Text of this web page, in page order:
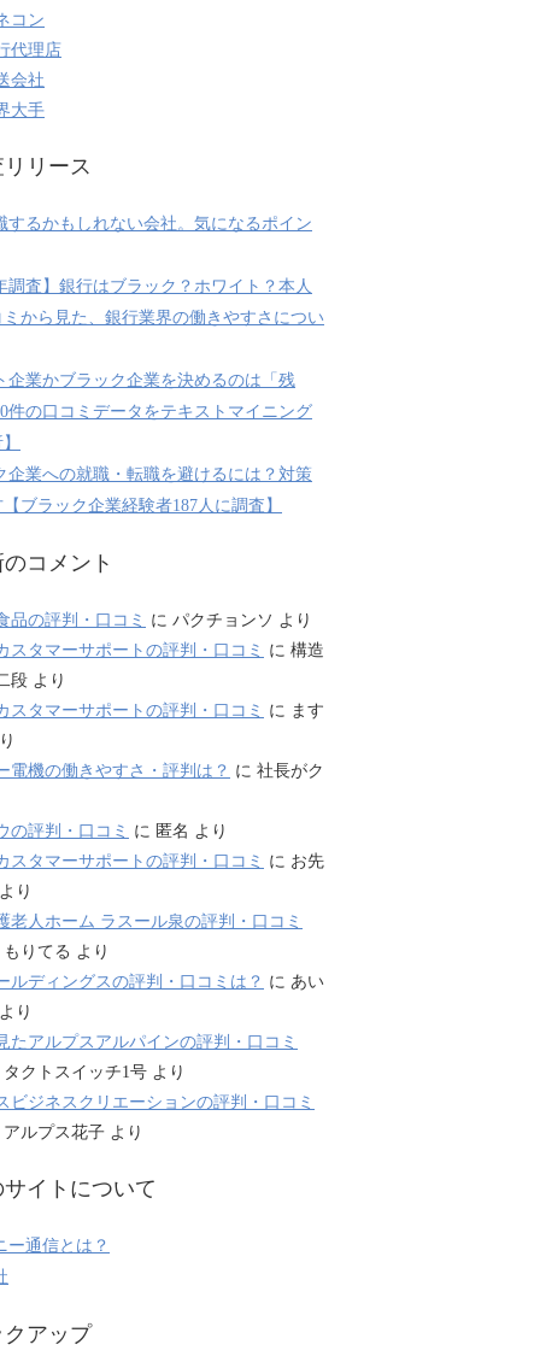
コン
代理店
会社
大手
リース
するかもしれない会社。気になるポイン
調査】銀行はブラック？ホワイト？本人
から見た、銀行業界の働きやすさについ
企業かブラック企業を決めるのは「残
件の口コミデータをテキストマイニング
企業への就職・転職を避けるには？対策
ブラック企業経験者187人に調査】
コメント
品の評判・口コミ に パクチョンソ より
スタマーサポートの評判・口コミ に 構造
段 より
スタマーサポートの評判・口コミ に ます
電機の働きやすさ・評判は？ に 社長がク
の評判・口コミ に 匿名 より
スタマーサポートの評判・口コミ に お先
り
老人ホーム ラスール泉の評判・口コミ
もりてる より
ルディングスの評判・口コミは？ に あい
り
たアルプスアルパインの評判・口コミ
タクトスイッチ1号 より
ビジネスクリエーションの評判・口コミ
アルプス花子 より
イトについて
ー通信とは？
クアップ